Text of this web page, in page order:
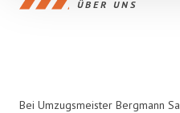
ÜBER UNS
Bei Umzugsmeister Bergmann